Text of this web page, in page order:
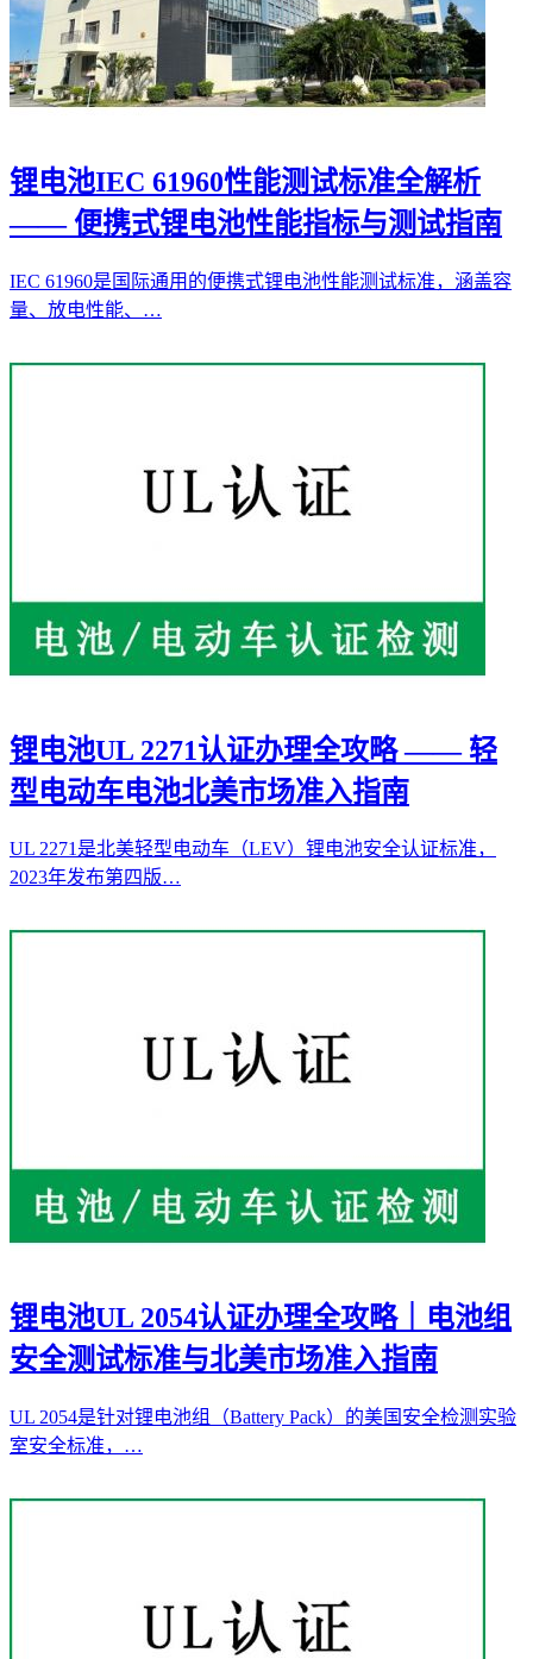
锂电池IEC 61960性能测试标准全解析
—— 便携式锂电池性能指标与测试指南
IEC 61960是国际通用的便携式锂电池性能测试标准，涵盖容
量、放电性能、…
锂电池UL 2271认证办理全攻略 —— 轻
型电动车电池北美市场准入指南
UL 2271是北美轻型电动车（LEV）锂电池安全认证标准，
2023年发布第四版…
锂电池UL 2054认证办理全攻略｜电池组
安全测试标准与北美市场准入指南
UL 2054是针对锂电池组（Battery Pack）的美国安全检测实验
室安全标准，…